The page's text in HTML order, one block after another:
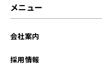
メニュー
会社案内
採用情報